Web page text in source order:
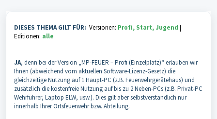
DIESES THEMA GILT FÜR: Versionen: Profi, Start, Jugend |
Editionen: alle
JA, denn bei der Version „MP-FEUER – Profi (Einzelplatz)“ erlauben wir
Ihnen (abweichend vom aktuellen Software-Lizenz-Gesetz) die
gleichzeitige Nutzung auf 1 Haupt-PC (z.B. Feuerwehrgerätehaus) und
zusätzlich die kostenfreie Nutzung auf bis zu 2 Neben-PCs (z.B. Privat-PC
Wehrführer, Laptop ELW, usw.). Dies gilt aber selbstverständlich nur
innerhalb Ihrer Ortsfeuerwehr bzw. Abteilung.